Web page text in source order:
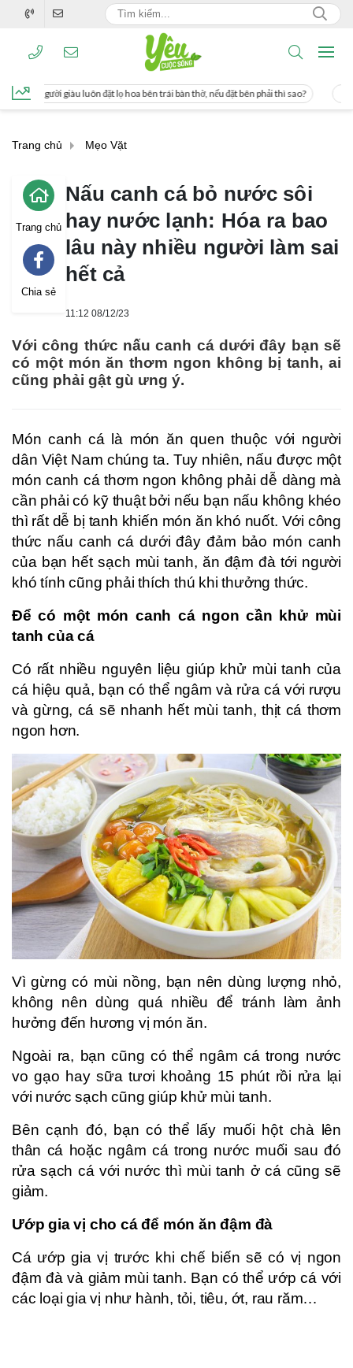
hoa bên trái bàn thờ, nếu đặt bên phải thì sao? Cách uống nước mía giúp
Trang chủ Mẹo Vặt
Trang chủ
Chia sẻ
Nấu canh cá bỏ nước sôi
hay nước lạnh: Hóa ra bao
lâu này nhiều người làm sai
hết cả
11:12 08/12/23
Với công thức nấu canh cá dưới đây bạn sẽ
có một món ăn thơm ngon không bị tanh, ai
cũng phải gật gù ưng ý.
Món canh cá là món ăn quen thuộc với người
dân Việt Nam chúng ta. Tuy nhiên, nấu được một
món canh cá thơm ngon không phải dễ dàng mà
cần phải có kỹ thuật bởi nếu bạn nấu không khéo
thì rất dễ bị tanh khiến món ăn khó nuốt. Với công
thức nấu canh cá dưới đây đảm bảo món canh
của bạn hết sạch mùi tanh, ăn đậm đà tới người
khó tính cũng phải thích thú khi thưởng thức.
Để có một món canh cá ngon cần khử mùi
tanh của cá
Có rất nhiều nguyên liệu giúp khử mùi tanh của
cá hiệu quả, bạn có thể ngâm và rửa cá với rượu
và gừng, cá sẽ nhanh hết mùi tanh, thịt cá thơm
ngon hơn.
Vì gừng có mùi nồng, bạn nên dùng lượng nhỏ,
không nên dùng quá nhiều để tránh làm ảnh
hưởng đến hương vị món ăn.
Ngoài ra, bạn cũng có thể ngâm cá trong nước
vo gạo hay sữa tươi khoảng 15 phút rồi rửa lại
với nước sạch cũng giúp khử mùi tanh.
Bên cạnh đó, bạn có thể lấy muối hột chà lên
thân cá hoặc ngâm cá trong nước muối sau đó
rửa sạch cá với nước thì mùi tanh ở cá cũng sẽ
giảm.
Ướp gia vị cho cá để món ăn đậm đà
Cá ướp gia vị trước khi chế biến sẽ có vị ngon
đậm đà và giảm mùi tanh. Bạn có thể ướp cá với
các loại gia vị như hành, tỏi, tiêu, ớt, rau răm…